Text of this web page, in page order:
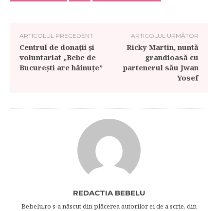
ARTICOLUL PRECEDENT
Centrul de donații și
voluntariat „Bebe de
București are hăinuțe”
ARTICOLUL URMĂTOR
Ricky Martin, nuntă
grandioasă cu
partenerul său Jwan
Yosef
REDACTIA BEBELU
Bebelu.ro s-a născut din plăcerea autorilor ei de a scrie, din